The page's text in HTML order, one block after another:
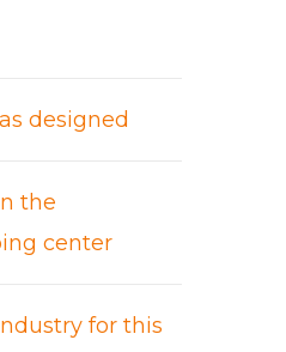
designed
the
center
for this